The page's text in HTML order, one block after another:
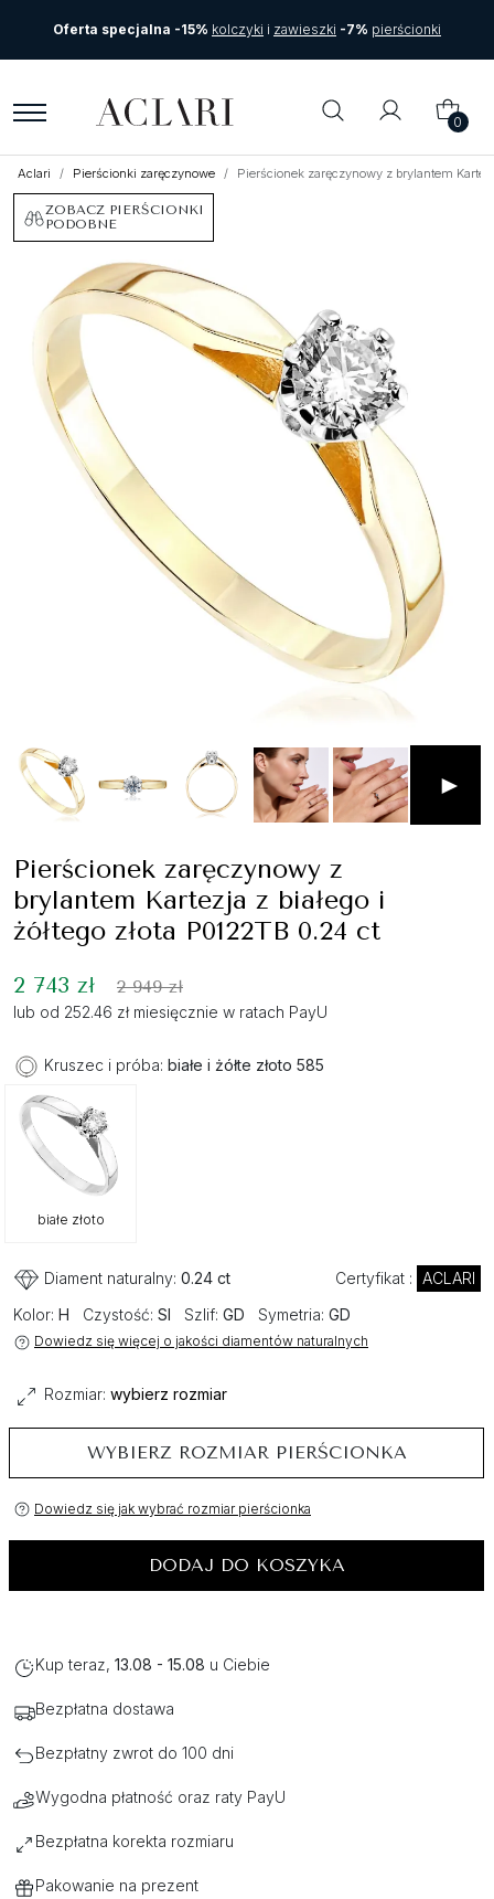
Oferta specjalna -15% kolczyki i zawieszki -7% pierścionki
0
Aclari Pierścionki zaręczynowe Pierścionek zaręczynowy z brylantem
ZOBACZ PIERŚCIONKI
PODOBNE
►
Pierścionek zaręczynowy z
brylantem Kartezja z białego i
żółtego złota P0122TB 0.24 ct
2 743 zł 2 949 zł
lub od 252.46 zł miesięcznie w ratach PayU
Kruszec i próba: białe i żółte złoto 585
białe złoto
Diament naturalny: 0.24 ct Certyfikat : ACLARI
Kolor: H Czystość: SI Szlif: GD Symetria: GD
Dowiedz się więcej o jakości diamentów naturalnych
Rozmiar: wybierz rozmiar
WYBIERZ ROZMIAR PIERŚCIONKA
Dowiedz się jak wybrać rozmiar pierścionka
DODAJ DO KOSZYKA
Kup teraz, 13.08 - 15.08 u Ciebie
Bezpłatna dostawa
Bezpłatny zwrot do 100 dni
Wygodna płatność oraz raty PayU
Bezpłatna korekta rozmiaru
Pakowanie na prezent